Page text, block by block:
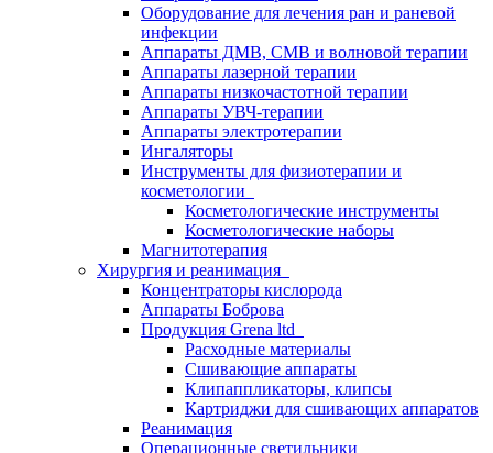
Оборудование для лечения ран и раневой
инфекции
Аппараты ДМВ, СМВ и волновой терапии
Аппараты лазерной терапии
Аппараты низкочастотной терапии
Аппараты УВЧ-терапии
Аппараты электротерапии
Ингаляторы
Инструменты для физиотерапии и
косметологии
Косметологические инструменты
Косметологические наборы
Магнитотерапия
Хирургия и реанимация
Концентраторы кислорода
Аппараты Боброва
Продукция Grena ltd
Расходные материалы
Сшивающие аппараты
Клипаппликаторы, клипсы
Картриджи для сшивающих аппаратов
Реанимация
Операционные светильники